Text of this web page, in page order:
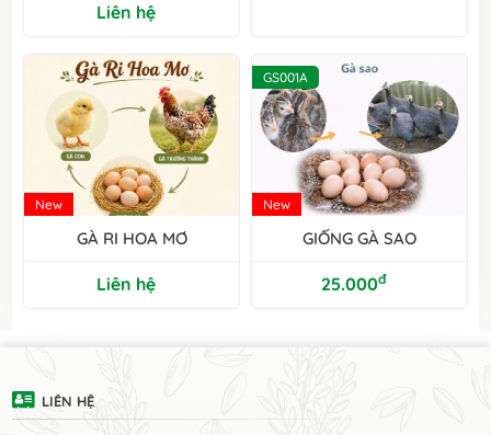
Liên hệ
New
GÀ RI HOA MƠ
Liên hệ
GS001A
New
GIỐNG GÀ SAO
25.000đ
LIÊN HỆ